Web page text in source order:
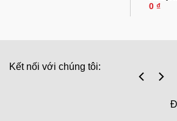
0 ₫
Kết nối với chúng tôi: